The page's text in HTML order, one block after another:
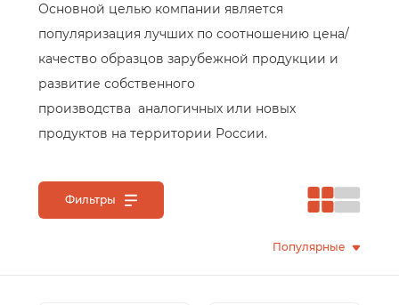
Основной целью компании является
популяризация лучших по соотношению цена/
качество образцов зарубежной продукции и
развитие собственного
производства аналогичных или новых
продуктов на территории России.
Фильтры
Популярные